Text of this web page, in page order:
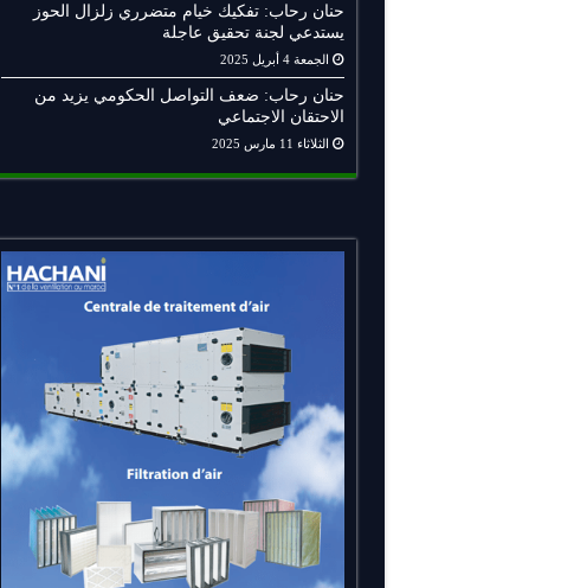
حنان رحاب: تفكيك خيام متضرري زلزال الحوز
يستدعي لجنة تحقيق عاجلة
الجمعة 4 أبريل 2025
حنان رحاب: ضعف التواصل الحكومي يزيد من
الاحتقان الاجتماعي
الثلاثاء 11 مارس 2025